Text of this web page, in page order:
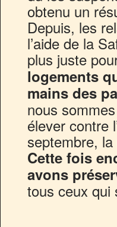
obtenu un
Depuis, les
l’aide de la
plus juste
logements
mains des
nous
élever contre
septembre,
Cette fois
avons
tous ceux qui